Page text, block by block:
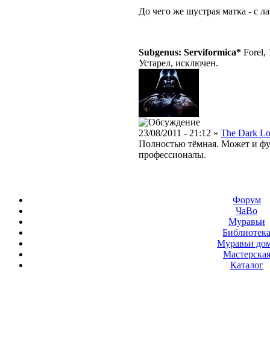
До чего же шустрая матка - с
Subgenus: Serviformica* Forel,
Устарел, исключен.
23/08/2011 - 21:12 » The Dark
Полностью тёмная. Может и
профессионалы.
Форум
ЧаВо
Муравьи
Муравьи
Мастерская
Каталог